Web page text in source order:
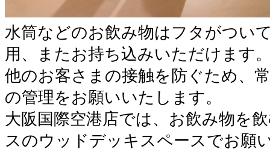
水筒などのお飲み物はフタがつい
用、またお持ち込みいただけます
他のお客さまの接触を防ぐため、
の管理をお願いいたします。
大阪国際空港店では、お飲み物を
スのウッドデッキスペースでお願